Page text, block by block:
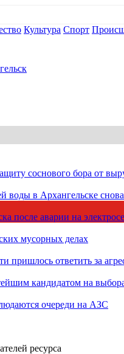
Культура Спорт
соснового бора от
воды в Архангельске
после аварии на
мусорных делах
пришлось ответить за
кандидатом на
очереди на АЗС
ресурса